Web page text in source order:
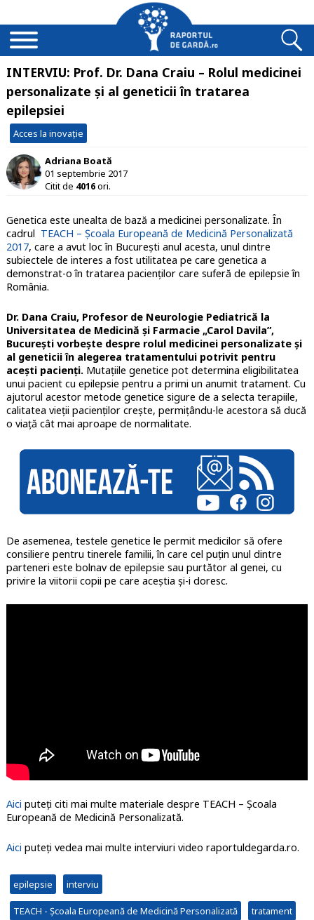
INTERVIU: Prof. Dr. Dana Craiu – Rolul medicinei
personalizate și al geneticii în tratarea
epilepsiei
Acces la inovație
Adriana Boată
01 septembrie 2017
Citit de 4016ori.
Genetica este unealta de bază a medicinei personalizate. În
cadrul TEACH – Școala Europeană de Medicină Personalizată
2017, care a avut loc în București anul acesta, unul dintre
subiectele de interes a fost utilitatea pe care genetica a
demonstrat-o în tratarea pacienților care suferă de epilepsie în
România.
Dr. Dana Craiu, Profesor de Neurologie Pediatrică la
Universitatea de Medicină și Farmacie „Carol Davila”,
București vorbește despre rolul medicinei personalizate și
al geneticii în alegerea tratamentului potrivit pentru
acești pacienți.Mutațiile genetice pot determina eligibilitatea
unui pacient cu epilepsie pentru a primi un anumit tratament. Cu
ajutorul acestor metode genetice sigure de a selecta terapiile,
calitatea vieții pacienților crește, permițându-le acestora să ducă
o viață cât mai aproape de normalitate.
De asemenea, testele genetice le permit medicilor să ofere
consiliere pentru tinerele familii, în care cel puțin unul dintre
parteneri este bolnav de epilepsie sau purtător al genei, cu
privire la viitorii copii pe care aceștia și-i doresc.
Aici puteți citi mai multe materiale despre TEACH – Școala
Europeană de Medicină Personalizată.
Aici puteți vedea mai multe interviuri video raportuldegarda.ro.
epilepsie interviu
TEACH - Școala Europeană de Medicină Personalizată tratament